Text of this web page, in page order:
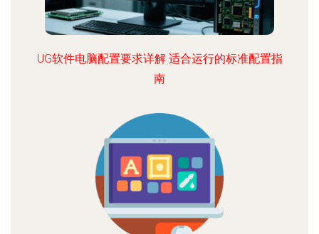
UG软件电脑配置要求详解 适合运行的标准配置指
南